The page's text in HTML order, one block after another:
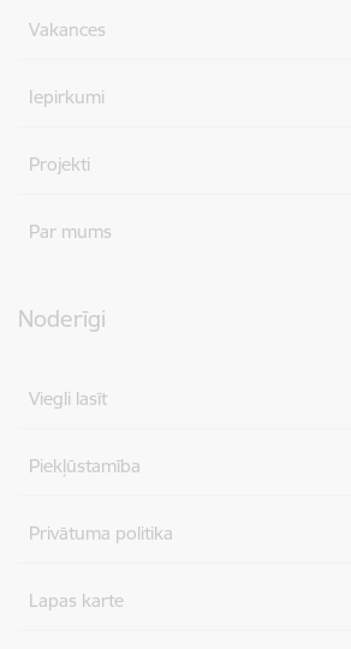
Vakances
Iepirkumi
Projekti
Par mums
Noderīgi
Viegli lasīt
Piekļūstamība
Privātuma politika
Lapas karte